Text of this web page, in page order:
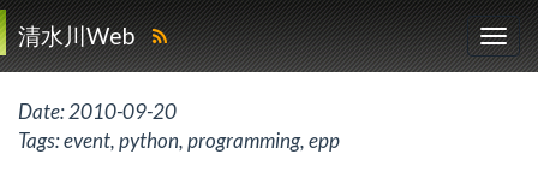
清水川Web
Date:2010-09-20
Tags:event,python,programming,epp